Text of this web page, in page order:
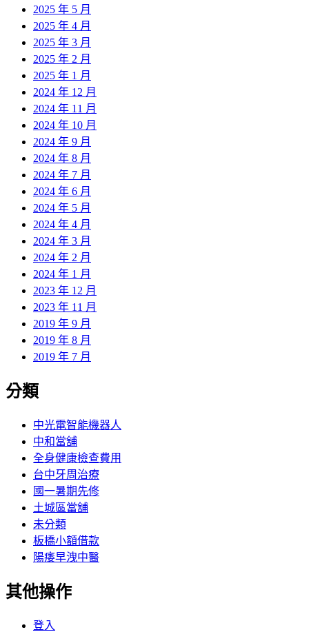
2025 年 5 月
2025 年 4 月
2025 年 3 月
2025 年 2 月
2025 年 1 月
2024 年 12 月
2024 年 11 月
2024 年 10 月
2024 年 9 月
2024 年 8 月
2024 年 7 月
2024 年 6 月
2024 年 5 月
2024 年 4 月
2024 年 3 月
2024 年 2 月
2024 年 1 月
2023 年 12 月
2023 年 11 月
2019 年 9 月
2019 年 8 月
2019 年 7 月
分類
中光電智能機器人
中和當舖
全身健康檢查費用
台中牙周治療
國一暑期先修
土城區當舖
未分類
板橋小額借款
陽痿早洩中醫
其他操作
登入